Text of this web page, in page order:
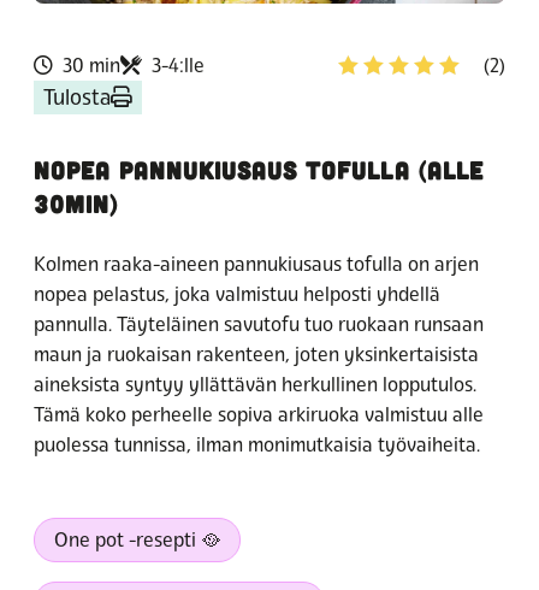
30 min 3-4:lle
Tulosta
(2)
NOPEA PANNUKIUSAUS TOFULLA (ALLE
30MIN)
Kolmen raaka-aineen pannukiusaus tofulla on arjen
nopea pelastus, joka valmistuu helposti yhdellä
pannulla. Täyteläinen savutofu tuo ruokaan runsaan
maun ja ruokaisan rakenteen, joten yksinkertaisista
aineksista syntyy yllättävän herkullinen lopputulos.
Tämä koko perheelle sopiva arkiruoka valmistuu alle
puolessa tunnissa, ilman monimutkaisia työvaiheita.
One pot -resepti 🥘